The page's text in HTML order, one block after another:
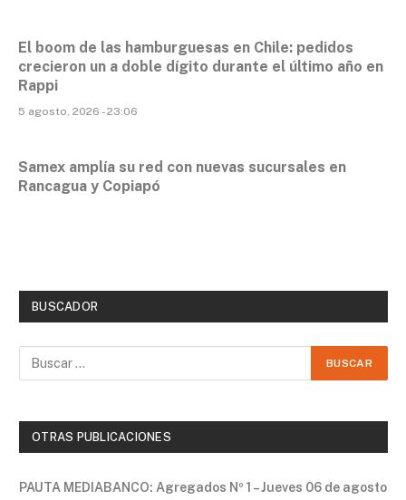
El boom de las hamburguesas en Chile: pedidos
crecieron un a doble dígito durante el último año en
Rappi
5 agosto, 2026 - 23:06
Samex amplía su red con nuevas sucursales en
Rancagua y Copiapó
BUSCADOR
OTRAS PUBLICACIONES
PAUTA MEDIABANCO: Agregados Nº 1 – Jueves 06 de agosto